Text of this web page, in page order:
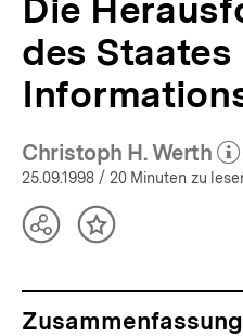
Die
des Staates
Christoph H. Werth
(Mehr zum
25.09.1998 / 20 Minuten zu
TeilenInhalt
Zusammenfassung